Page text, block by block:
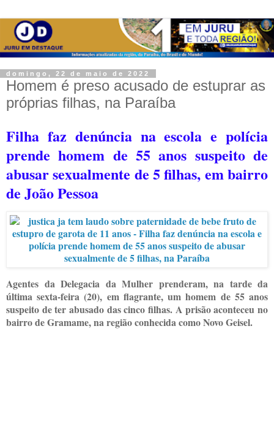
domingo, 22 de maio de 2022
Homem é preso acusado de estuprar as
próprias filhas, na Paraíba
Filha faz denúncia na escola e polícia
prende homem de 55 anos suspeito de
abusar sexualmente de 5 filhas, em bairro
de João Pessoa
Agentes da Delegacia da Mulher prenderam, na tarde da
última sexta-feira (20), em flagrante, um homem de 55 anos
suspeito de ter abusado das cinco filhas. A prisão aconteceu no
bairro de Gramame, na região conhecida como Novo Geisel.